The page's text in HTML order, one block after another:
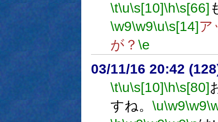
\t\u\s[10]\h\s[66]
\w9\w9\u\s[14]ア
が？ \e
03/11/16 20:42
\t\u\s[10]\h\s[80]
すね。 \u\w9\w9